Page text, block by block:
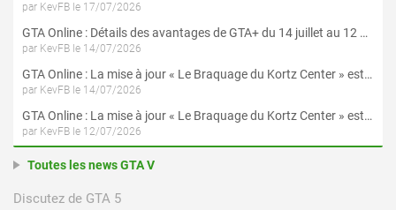
par KevFB le 17/07/2026
GTA Online : Détails des avantages de GTA+ du 14 juillet au 12 août
par KevFB le 14/07/2026
GTA Online : La mise à jour « Le Braquage du Kortz Center » est maintenant disponible
par KevFB le 14/07/2026
GTA Online : La mise à jour « Le Braquage du Kortz Center » est disponible en préchargement sur PS5 et Xbox Series X|S
par KevFB le 12/07/2026
Toutes les news GTA V
Discutez de GTA 5